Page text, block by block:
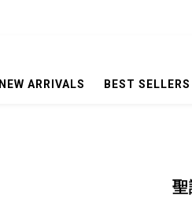
NEW ARRIVALS BEST SELLERS